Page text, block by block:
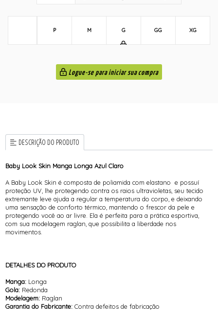
P M G GG XG
Logue-se para iniciar sua compra
DESCRIÇÃO DO PRODUTO
Baby Look Skin Manga Longa Azul Claro
A Baby Look Skin é composta de poliamida com elastano e possuí
proteção UV, lhe protegendo contra os raios ultravioletas, seu tecido
extremante leve ajuda a regular a temperatura do corpo, e deixando
uma sensação de conforto térmico, mantendo o frescor da pele e
protegendo você ao ar livre. Ela é perfeita para a prática esportiva,
com sua modelagem raglan, que possibilita a liberdade nos
movimentos.
DETALHES DO PRODUTO
Manga: Longa
Gola: Redonda
Modelagem: Raglan
Garantia do Fabricante:Contra defeitos de fabricação